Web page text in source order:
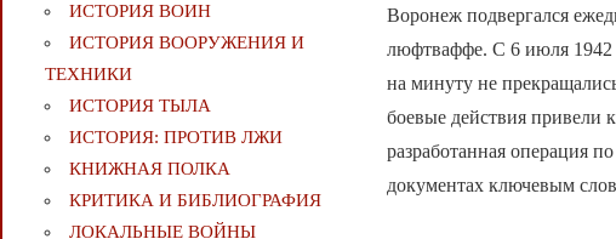
Воронеж подвергался
люфтваффе. С 6 июля 1942
на минуту не
боевые действия привели
разработанная операция
документах ключевым
ИСТОРИЯ ВОИН
ИСТОРИЯ ВООРУЖЕНИЯ И
ТЕХНИКИ
ИСТОРИЯ ТЫЛА
ИСТОРИЯ: ПРОТИВ ЛЖИ
КНИЖНАЯ ПОЛКА
КРИТИКА И БИБЛИОГРАФИЯ
ЛОКАЛЬНЫЕ ВОЙНЫ